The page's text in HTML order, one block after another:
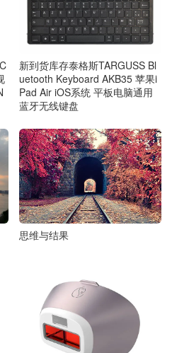
新到货库存泰格斯TARGUSS Bl
uetooth Keyboard AKB35 苹果i
Pad Air iOS系统 平板电脑通用
蓝牙无线键盘
思维与结果